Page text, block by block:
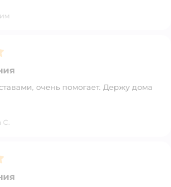
очень помогает. Держу дома
С.